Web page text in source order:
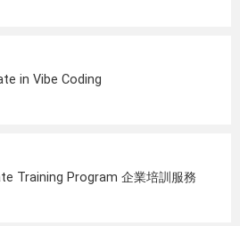
in Vibe Coding
Training Program 企業培訓服務